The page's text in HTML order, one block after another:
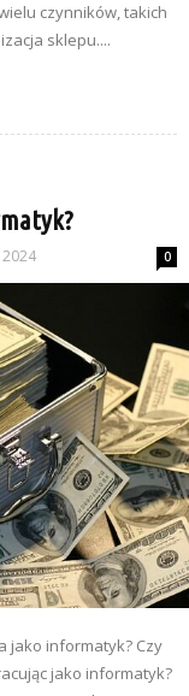
czynników, takich
sklepu....
0
jako informatyk? Czy
jako informatyk?